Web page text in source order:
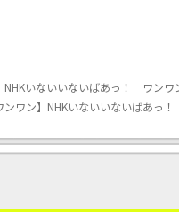
NHKいないいないばあっ！ ワ
ンワン】NHKいないいないばあ